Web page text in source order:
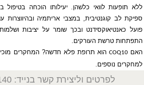
ללא תופעות לוואי כלשהן. יעילותו הוכחה
ספיקת לב קוגנטיבית, במצבי אריתמיה ובהיווצרות
פועל כאנטיאוקסידנט ובכך שומר על יציבות
התפתחות טרשת העורקים.
האםCOQ10 הוא תרופת פלא חדשה? המחקרים
למחקרים נוספים.
לפרטים וליצירת קשר בנייד: 052-8567140